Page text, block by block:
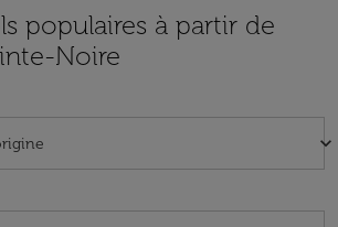
populaires à partir de
Noire
keyboard_arrow_down